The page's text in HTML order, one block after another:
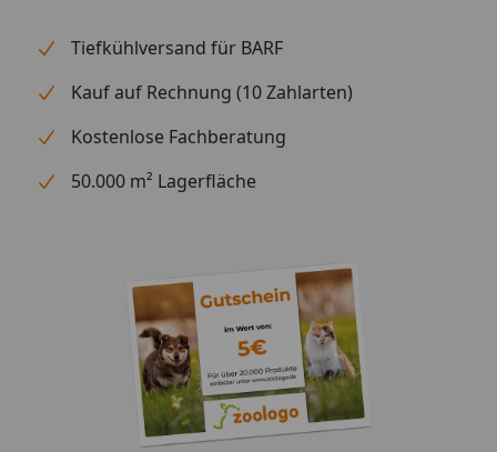
Fettsäuren - Getreidefrei, ohne Soja, Zucker und
pro Beutel (im 6er-Pack) - Hergestellt in Deutschland -
allgemeine Wohlbefinden Mit animonda Carny Adult
schenken Sie Ihrem Hund ein schmackhaftes und
Tiefkühlversand für BARF
Kauf auf Rechnung (10 Zahlarten)
Kostenlose Fachberatung
50.000 m² Lagerfläche